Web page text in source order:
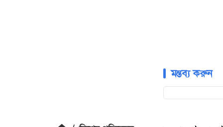
মন্তব্য করুন